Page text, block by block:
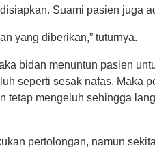
Suami pasien juga
yang diberikan,” tuturnya.
bidan menuntun pasien
seperti sesak nafas. Maka
tetap mengeluh sehingga
pertolongan, namun